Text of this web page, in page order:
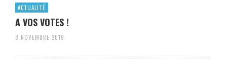
ACTUALITÉ
A VOS VOTES !
8 NOVEMBRE 2019